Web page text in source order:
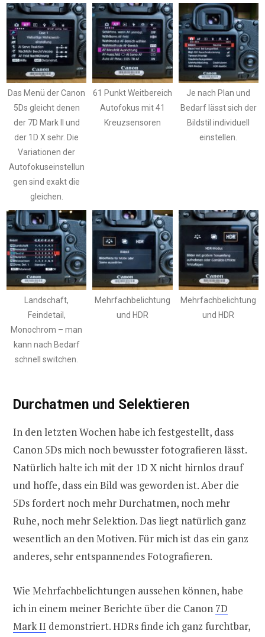
Das Menü der Canon
5Ds gleicht denen
der 7D Mark II und
der 1D X sehr. Die
Variationen der
Autofokuseinstellun
gen sind exakt die
gleichen.
61 Punkt Weitbereich
Autofokus mit 41
Kreuzsensoren
Je nach Plan und
Bedarf lässt sich der
Bildstil individuell
einstellen.
Landschaft,
Feindetail,
Monochrom – man
kann nach Bedarf
schnell switchen.
Mehrfachbelichtung
und HDR
Mehrfachbelichtung
und HDR
Durchatmen und Selektieren
In den letzten Wochen habe ich festgestellt, dass
Canon 5Ds mich noch bewusster fotografieren lässt.
Natürlich halte ich mit der 1D X nicht hirnlos drauf
und hoffe, dass ein Bild was geworden ist. Aber die
5Ds fordert noch mehr Durchatmen, noch mehr
Ruhe, noch mehr Selektion. Das liegt natürlich ganz
wesentlich an den Motiven. Für mich ist das ein ganz
anderes, sehr entspannendes Fotografieren.
Wie Mehrfachbelichtungen aussehen können, habe
ich in einem meiner Berichte über die Canon 7D
Mark II demonstriert. HDRs finde ich ganz furchtbar,